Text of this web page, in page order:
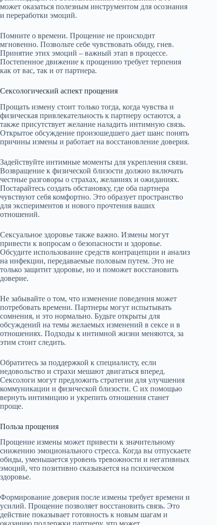
может оказаться полезным инструментом для осознания
и переработки эмоций.
Помните о времени. Прощение не происходит
мгновенно. Позвольте себе чувствовать обиду, гнев.
Принятие этих эмоций – важный этап в процессе.
Постепенное движение к прощению требует терпения
как от вас, так и от партнера.
Сексологический аспект прощения
Прощать измену стоит только тогда, когда чувства и
физическая привлекательность к партнеру остаются, а
также присутствует желание наладить интимную связь.
Открытое обсуждение произошедшего дает шанс понять
причины измены и работает на восстановление доверия.
Задействуйте интимные моменты для укрепления связи.
Возвращение к физической близости должно включать
честные разговоры о страхах, желаниях и ожиданиях.
Постарайтесь создать обстановку, где оба партнера
чувствуют себя комфортно. Это образует пространство
для экспериментов и нового прочтения ваших
отношений.
Сексуальное здоровье также важно. Измены могут
привести к вопросам о безопасности и здоровье.
Обсудите использование средств контрацепции и анализ
на инфекции, передаваемые половым путем. Это не
только защитит здоровье, но и поможет восстановить
доверие.
Не забывайте о том, что изменение поведения может
потребовать времени. Партнеры могут испытывать
сомнения, и это нормально. Будьте открыты для
обсуждений на темы желаемых изменений в сексе и в
отношениях. Подходы к интимной жизни меняются, за
этим стоит следить.
Обратитесь за поддержкой к специалисту, если
недовольство и страхи мешают двигаться вперед.
Сексологи могут предложить стратегии для улучшения
коммуникации и физической близости. С их помощью
вернуть интимицию и укрепить отношения станет
проще.
Польза прощения
Прощение измены может привести к значительному
снижению эмоционального стресса. Когда вы отпускаете
обиды, уменьшается уровень тревожности и негативных
эмоций, что позитивно сказывается на психическом
здоровье.
Формирование доверия после измены требует времени и
усилий. Прощение позволяет восстановить связь. Это
действие показывает готовность к новым шагам и